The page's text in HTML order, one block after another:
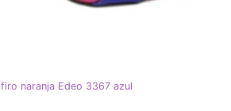
naranja Edeo 3367 azul